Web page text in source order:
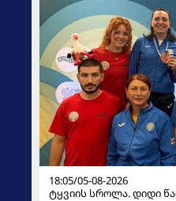
18:05/05-08-2026
ტყვიის სროლა. დიდი